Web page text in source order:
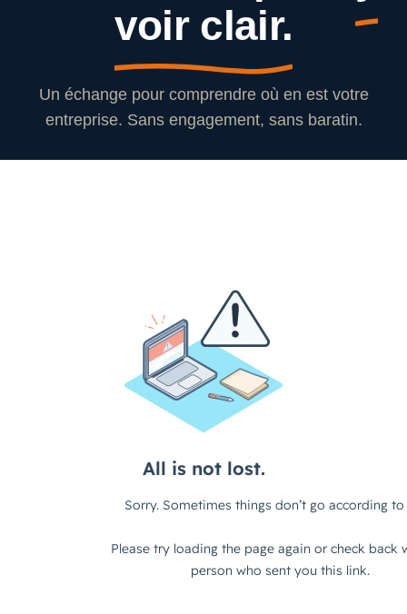
voir clair.
Un échange pour comprendre où en est votre
entreprise. Sans engagement, sans baratin.